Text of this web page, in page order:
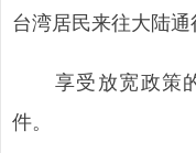
台湾居民来往大陆通
享受放宽政策的
件。